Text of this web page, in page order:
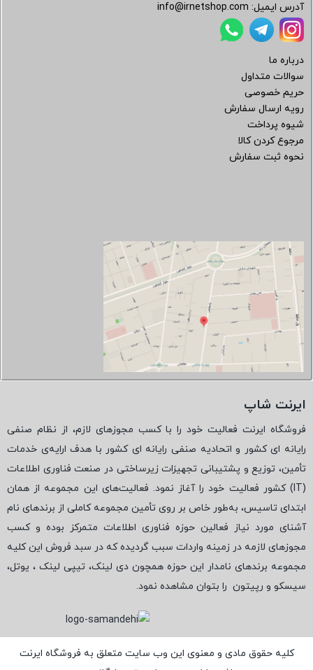
آدرس ایمیل: info@irnetshop.com
درباره ما
سوالات متداول
حریم خصوصی
رویه ارسال سفارش
شیوه پرداخت
مرجوع کردن کالا
نحوه ثبت سفارش
ایرنت شاپ
فروشگاه ایرنت فعالیت خود را با کسب مجوزهای لازم، از نظام صنفی
رایانه ای کشور و اتحادیه صنفی رایانه ای کشور با هدف ارایه‌ی خدمات
تأمین، توزیع و پشتیبانی تجهیزات زیرساختی در صنعت فناوری اطلاعات
(
IT) کشور فعالیت خود را آغاز نمود. فعالیت‌های این مجموعه از همان
ابتدای تاسیس، به‌طور خاص بر روی تأمین مجموعه کاملی از برندهای نام
آشنای مورد نیاز فعالین حوزه فناوری اطلاعات متمرکز بوده و کسب
مجوزهای لازمه در زمینه واردات سبب گردیده که در سبد فروش این کلیه
مجموعه برندهای نامدار این حوزه همچون دی لینک، تیپی لینک ، یوتل،
سیسکو و رپیتون را بتوان مشاهده نمود.
کلیه حقوق مادی و معنوی این وب سایت متعلق به فروشگاه ایرنت